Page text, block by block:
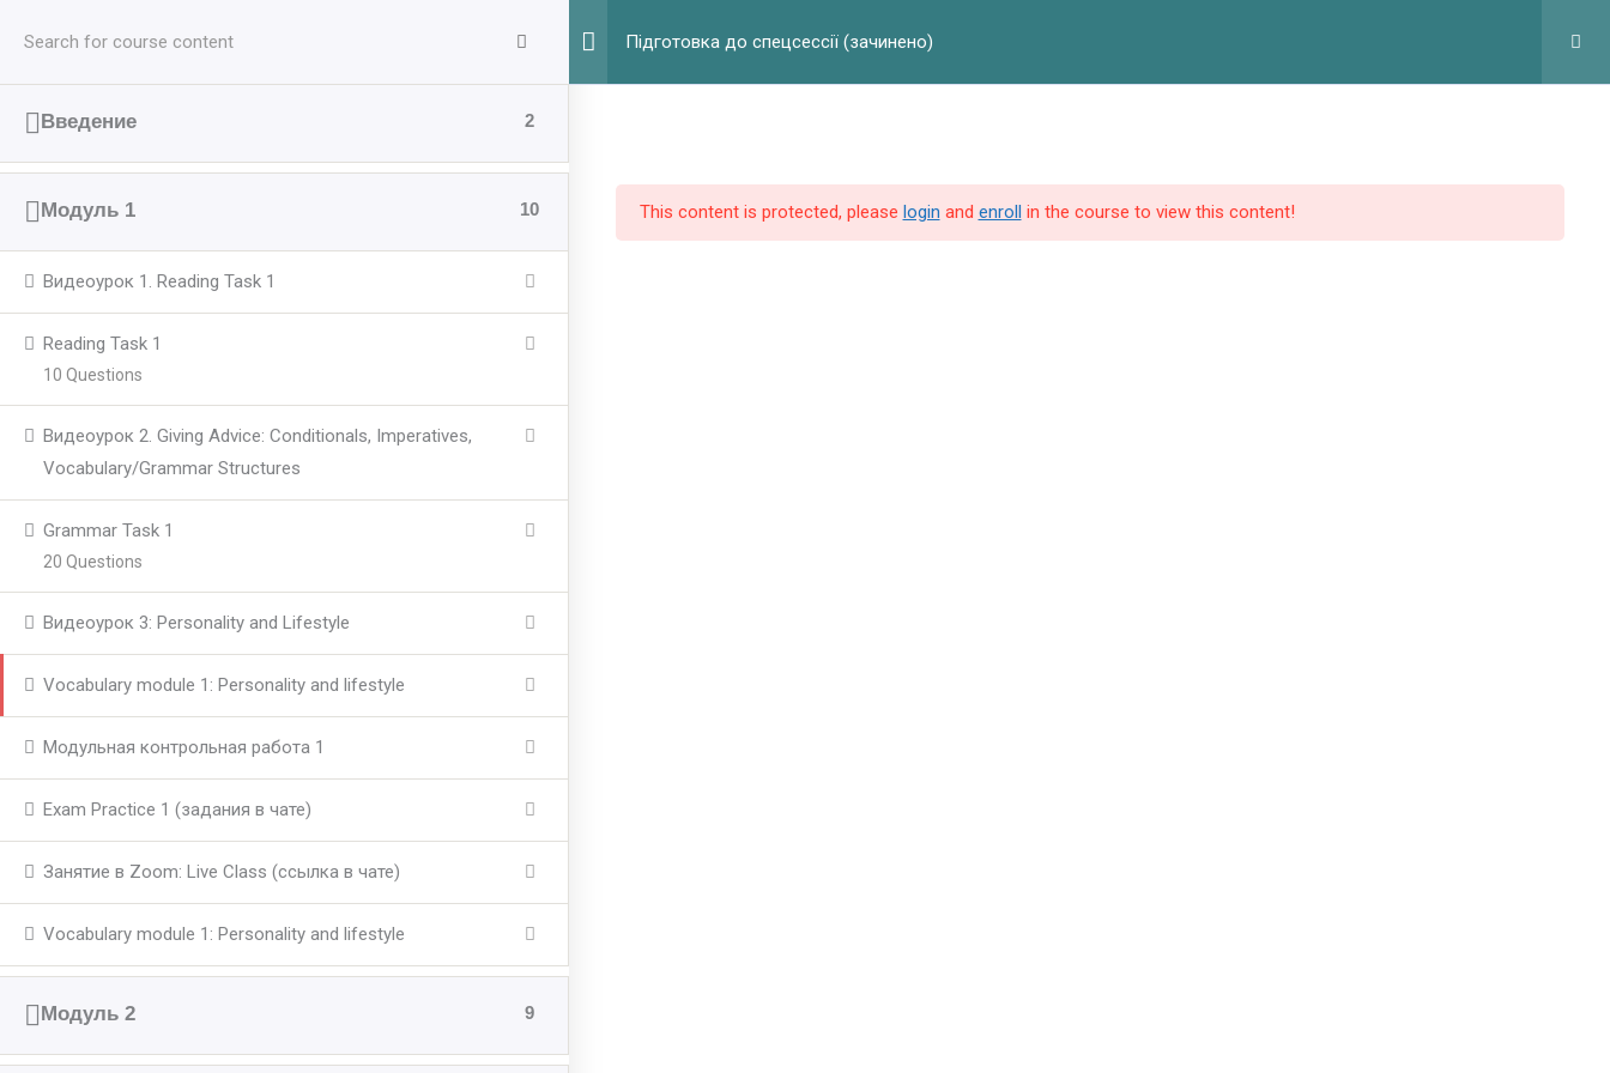
вмісту
Підготовка до спецсессії (зачинено)
Введение 2
Модуль 1 10
Видеоурок 1. Reading Task 1
Reading Task 1
10 Questions
Видеоурок 2. Giving Advice: Conditionals, Imperatives,
Vocabulary/Grammar Structures
Grammar Task 1
20 Questions
Видеоурок 3: Personality and Lifestyle
Vocabulary module 1: Personality and lifestyle
Модульная контрольная работа 1
Exam Practice 1 (задания в чате)
Занятие в Zoom: Live Class (ссылка в чате)
Vocabulary module 1: Personality and lifestyle
Модуль 2 9
This content is protected, please login and enroll in the course to view this content!